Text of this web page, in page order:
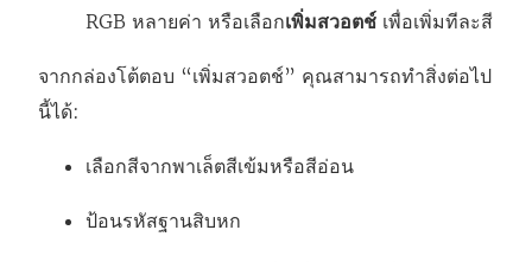
RGB หลายค่า หรือเลือกเพิ่มสวอตช์ เพื่อเพิ่มทีละสี
จากกล่องโต้ตอบ “เพิ่มสวอตช์” คุณสามารถทําสิ่งต่อไป
นี้ได้:
เลือกสีจากพาเล็ตสีเข้มหรือสีอ่อน
ป้อนรหัสฐานสิบหก